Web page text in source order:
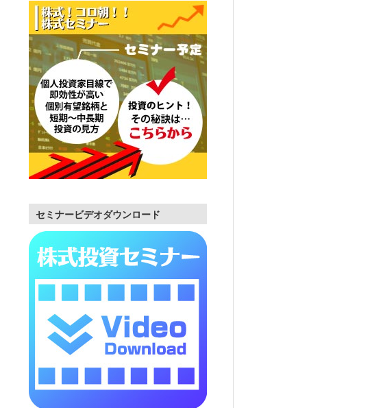
セミナービデオダウンロード